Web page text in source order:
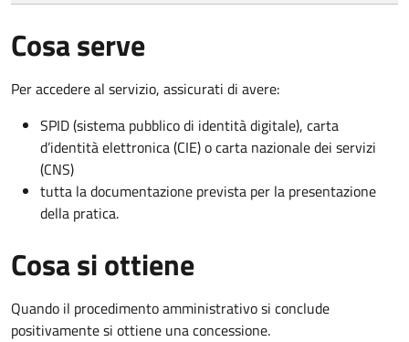
Cosa serve
Per accedere al servizio, assicurati di avere:
SPID (sistema pubblico di identità digitale), carta
d’identità elettronica (CIE) o carta nazionale dei servizi
(CNS)
tutta la documentazione prevista per la presentazione
della pratica.
Cosa si ottiene
Quando il procedimento amministrativo si conclude
positivamente si ottiene una concessione.